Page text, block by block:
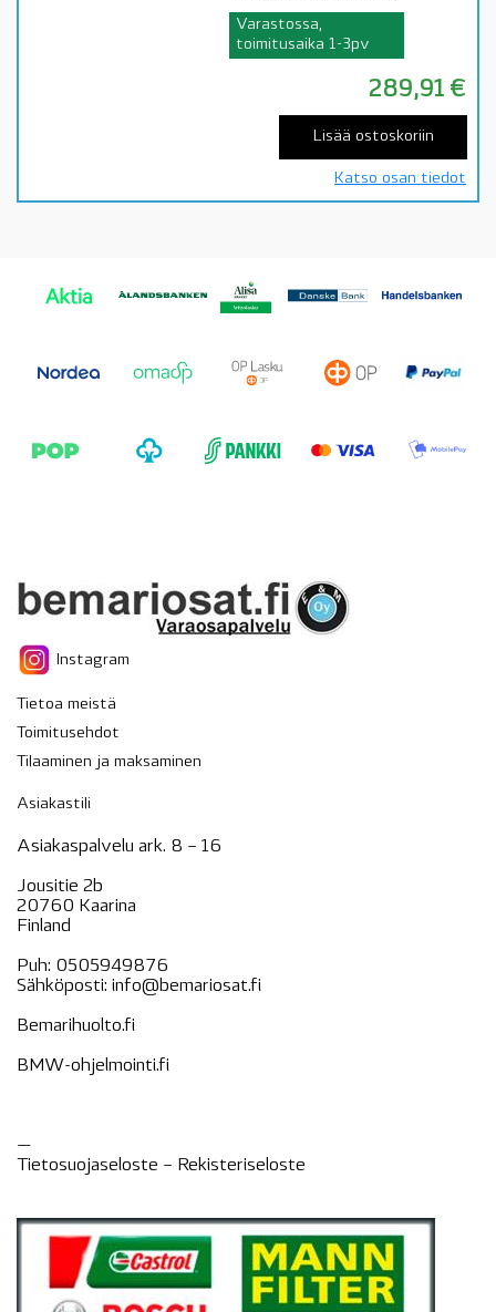
Varastossa,
toimitusaika 1-3pv
289,91 €
Lisää ostoskoriin
Katso osan tiedot
Instagram
Tietoa meistä
Toimitusehdot
Tilaaminen ja maksaminen
Asiakastili
Asiakaspalvelu ark. 8 – 16
Jousitie 2b
20760 Kaarina
Finland
Puh: 0505949876
Sähköposti: info@bemariosat.fi
Bemarihuolto.fi
BMW-ohjelmointi.fi
—
Tietosuojaseloste – Rekisteriseloste